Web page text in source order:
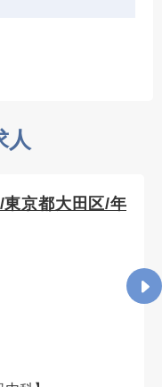
人
東京都大田区/年